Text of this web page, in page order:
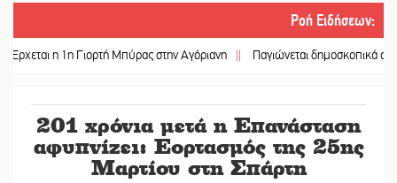
Ροή Ειδήσεων:
1η Γιορτή Μπύρας στην Αγόριανη || Παγιώνεται δημοσκοπικά ο…
201 χρόνια μετά η Επανάσταση
αφυπνίζει: Εορτασμός της 25ης
Μαρτίου στη Σπάρτη